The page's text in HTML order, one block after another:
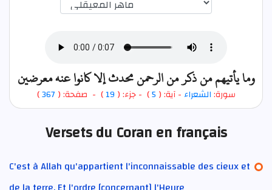
وما يأتيهم من ذكر من الرحمن محدث إلا كانوا عنه معرضين
سورة:الشعراء- آية: ( 5
) - جزء: (19) - صفحة: ( 367
)
Versets du Coran en français
C'est à Allah qu'appartient l'inconnaissable des cieux et